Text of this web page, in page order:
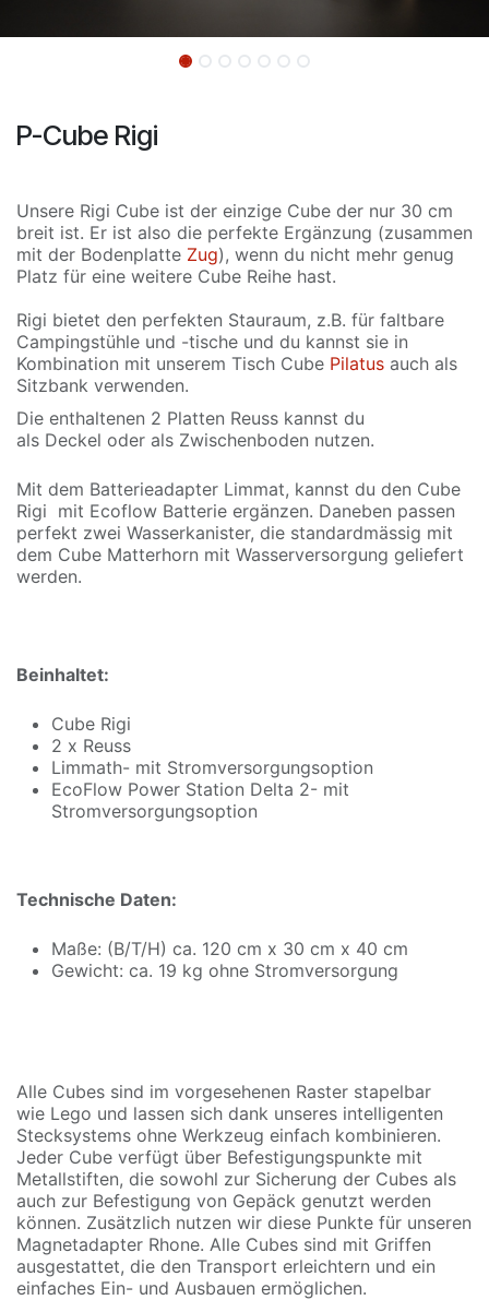
P-Cube Rigi
Unsere Rigi Cube ist der einzige Cube der nur 30 cm
breit ist. Er ist also die perfekte Ergänzung (zusammen
mit der Bodenplatte Zug), wenn du nicht mehr genug
Platz für eine weitere Cube Reihe hast.
Rigi bietet den perfekten Stauraum, z.B. für faltbare
Campingstühle und -tische und du kannst sie in
Kombination mit unserem Tisch Cube Pilatus auch als
Sitzbank verwenden.
Die enthaltenen 2 Platten Reuss kannst du
als Deckel oder als Zwischenboden nutzen.
Mit dem Batterieadapter Limmat, kannst du den Cube
Rigi mit Ecoflow Batterie ergänzen. Daneben passen
perfekt zwei Wasserkanister, die standardmässig mit
dem Cube Matterhorn mit Wasserversorgung geliefert
werden.
Beinhaltet:
Cube Rigi
2 x Reuss
Limmath- mit Stromversorgungsoption
EcoFlow Power Station Delta 2- mit
Stromversorgungsoption
Technische Daten:
Maße: (B/T/H) ca. 120 cm x 30 cm x 40 cm
Gewicht: ca. 19 kg ohne Stromversorgung
Alle Cubes sind im vorgesehenen Raster stapelbar
wie Lego und lassen sich dank unseres intelligenten
Stecksystems ohne Werkzeug einfach kombinieren.
Jeder Cube verfügt über Befestigungspunkte mit
Metallstiften, die sowohl zur Sicherung der Cubes als
auch zur Befestigung von Gepäck genutzt werden
können. Zusätzlich nutzen wir diese Punkte für unseren
Magnetadapter Rhone. Alle Cubes sind mit Griffen
ausgestattet, die den Transport erleichtern und ein
einfaches Ein- und Ausbauen ermöglichen.